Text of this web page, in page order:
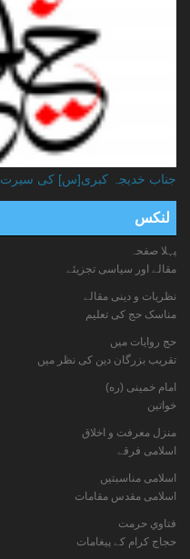
جناب خدیجہ کبری[س] کی سیرت
لنکس
پہلا صفحہ
مقالے اور سیاسی تجزیئے
نظریات و دینی مقالے
مناسک حج کی تعلیم
حج روایات میں
تقریب بزرگان دین کی نظر میں
امام خمینی (ره)
خواتين
منزل معرفت و اخلاق
اسلامی فرقے
اسلامی مناسبتیں
اسلامی مقدس مقامات
فتاوي حرمت
حجاج کرام کے پیغامات